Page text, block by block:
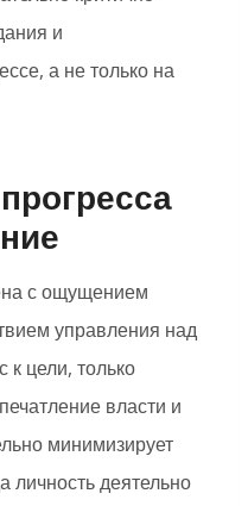
и
а не только на
с ощущением
управления над
к цели, только
власти и
минимизирует
личность деятельно